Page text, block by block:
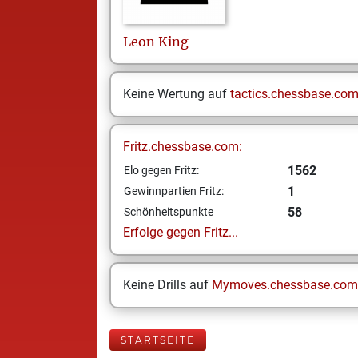
Leon King
Keine Wertung auf tactics.chessbase.com
Fritz.chessbase.com:
Elo gegen Fritz: 1562
Gewinnpartien Fritz: 1
Schönheitspunkte
58
Erfolge gegen Fritz...
Keine Drills auf Mymoves.chessbase.com
STARTSEITE